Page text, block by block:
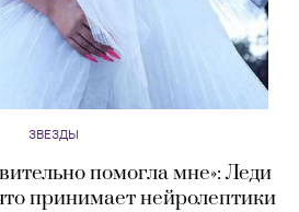
ЗВЕЗДЫ
помогла мне»: Леди
принимает нейролептики